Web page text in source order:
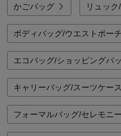
なかでも、働く女性の通勤シーン
「アンディマンシェ（
ートから導き出された「理想の通
もスマートに整理できる多収納設
応える機能と洗練されたデザイン
たアイテムまで幅広く展開してお
忙しい毎日の移動を快適にサポート
かごバッグ リュッ
ボディバッグ/ウエストポーチ
エコバッグ/ショッピングバ
キャリーバッグ/スーツケース
フォーマルバッグ/セレモニ